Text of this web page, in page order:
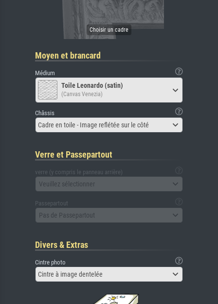
Moyen et brancard
Médium
Toile Leonardo (satin)
(Canvas Venezia)
Châssis
Cadre en toile - Image reflétée sur le côté
Verre et Passepartout
verre (y compris le panneau arrière)
Veuillez sélectionner
Passepartout
Pas de Passepartout
Divers & Extras
Cintre photo
Cintre à image dentelée